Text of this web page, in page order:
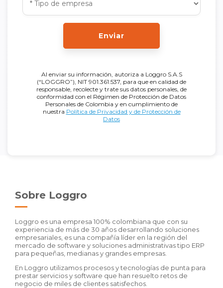
Enviar
Al enviar su información, autoriza a Loggro S.A.S
(“LOGGRO”), NIT 901.361.537, para que en calidad de
responsable, recolecte y trate sus datos personales, de
conformidad con el Régimen de Protección de Datos
Personales de Colombia y en cumplimiento de
nuestra Política de Privacidad y de Protección de
Datos
Sobre Loggro
Loggro es una empresa 100% colombiana que con su
experiencia de más de 30 años desarrollando soluciones
empresariales, es una compañía líder en la región del
mercado de software y soluciones administrativas tipo ERP
para pequeñas, medianas y grandes empresas.
En Loggro utilizamos procesos y tecnologías de punta para
prestar servicios y software que han resuelto retos de
negocio de miles de clientes satisfechos.